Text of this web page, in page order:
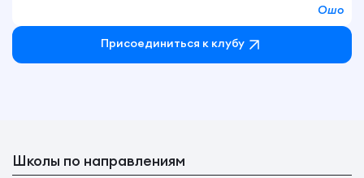
Ошо
Присоединиться к клубу
Школы по направлениям